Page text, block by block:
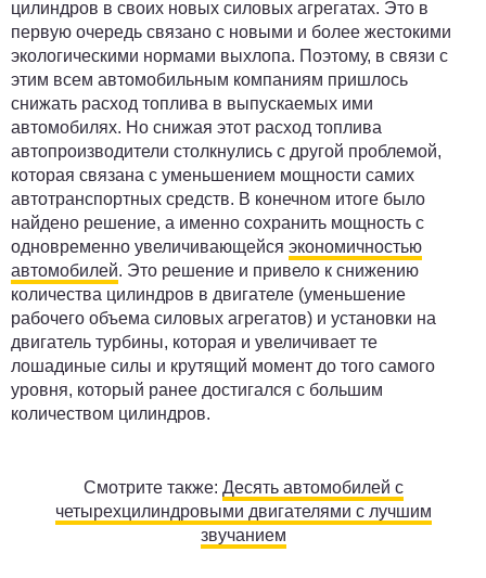
цилиндров в своих новых силовых агрегатах. Это в
первую очередь связано с новыми и более жестокими
экологическими нормами выхлопа. Поэтому, в связи с
этим всем автомобильным компаниям пришлось
снижать расход топлива в выпускаемых ими
автомобилях. Но снижая этот расход топлива
автопроизводители столкнулись с другой проблемой,
которая связана с уменьшением мощности самих
автотранспортных средств. В конечном итоге было
найдено решение, а именно сохранить мощность с
одновременно увеличивающейся экономичностью
автомобилей. Это решение и привело к снижению
количества цилиндров в двигателе (уменьшение
рабочего объема силовых агрегатов) и установки на
двигатель турбины, которая и увеличивает те
лошадиные силы и крутящий момент до того самого
уровня, который ранее достигался с большим
количеством цилиндров.
Смотрите также: Десять автомобилей с
четырехцилиндровыми двигателями с лучшим
звучанием